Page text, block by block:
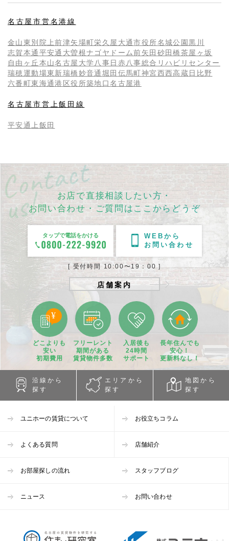
名古屋市営名港線
金山東別院 上前津矢場町栄久屋大通市役所名城公園黒川
志賀本通 平安通 大曽根ナゴヤドーム前矢田 砂田橋茶屋ヶ坂
自由ヶ丘 本山名古屋大学八事日赤八事総合リハビリセンター
瑞穂運動場東新瑞橋妙音通 堀田 伝馬町神宮西西高蔵 日比野
六番町東海通港区役所築地口名古屋港
名古屋市営上飯田線
平安通 上飯田
お店で直接相談したい方・
お問い合わせ・ご質問はここからどうぞ
タップで電話をかける
WEBから
お問い合わせ
[ 受付時間 10:00〜19：00 ]
店舗案内
どこよりも
安い
初期費用
フリーレント
期間がある
賃貸物件多数
入居後も
24時間
サポート
長年住んでも
安心！
更新料なし！
沿線から
探す
エリアから
探す
地図から
探す
ユニホーの賃貸について お役立ちコラム
よくある質問 店舗紹介
お部屋探しの流れ スタッフブログ
ニュース お問い合わせ